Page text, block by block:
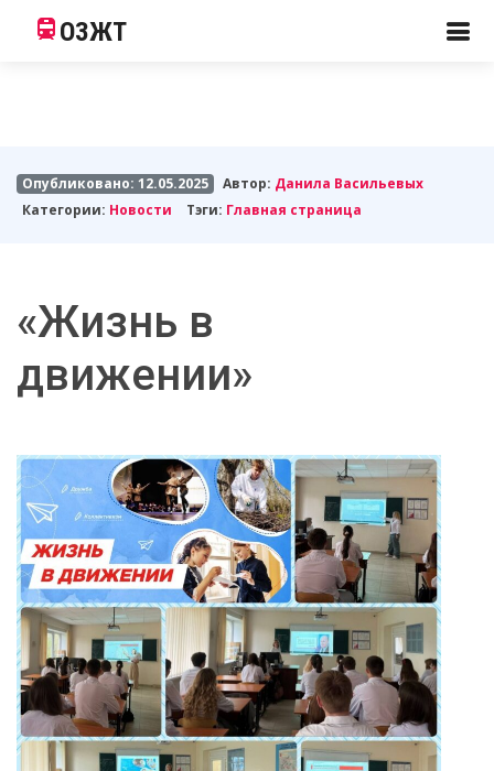
ОЗЖТ
Опубликовано: 12.05.2025 Автор: Данила Васильевых
Категории: Новости Тэги: Главная страница
«Жизнь в
движении»